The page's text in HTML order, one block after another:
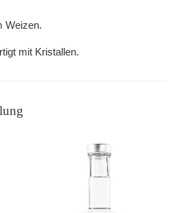
Weizen.
mit Kristallen.